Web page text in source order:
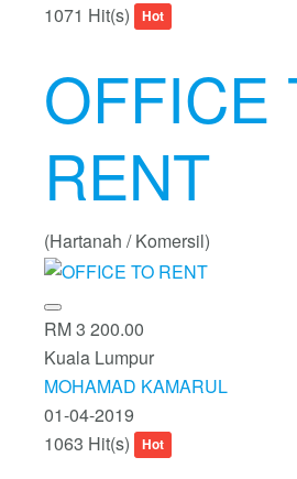
1071 Hit(s)
Hot
OFFICE
RENT
(Hartanah / Komersil)
RM 3 200.00
Kuala Lumpur
MOHAMAD KAMARUL
01-04-2019
1063 Hit(s)
Hot